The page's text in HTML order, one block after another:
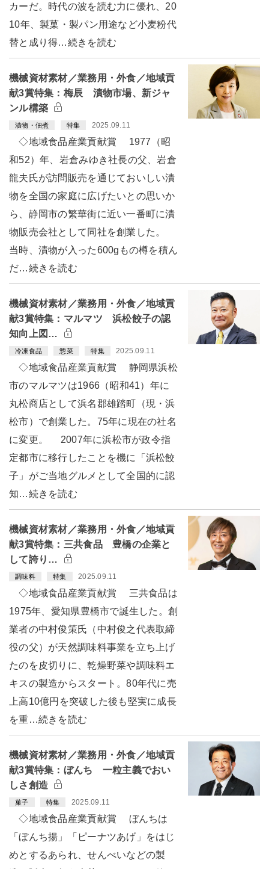
カーだ。時代の波を読む力に優れ、20
10年、製菓・製パン用途など小麦粉代
替と成り得…続きを読む
機械資材素材／業務用・外食／地域貢
献3賞特集：梅辰 漬物市場、新ジャ
ンル構築
漬物・佃煮 特集 2025.09.11
◇地域食品産業貢献賞 1977（昭
和52）年、岩倉みゆき社長の父、岩倉
龍夫氏が訪問販売を通じておいしい漬
物を全国の家庭に広げたいとの思いか
ら、静岡市の繁華街に近い一番町に漬
物販売会社として同社を創業した。
当時、漬物が入った600gもの樽を積ん
だ…続きを読む
機械資材素材／業務用・外食／地域貢
献3賞特集：マルマツ 浜松餃子の認
知向上図…
冷凍食品 惣菜 特集 2025.09.11
◇地域食品産業貢献賞 静岡県浜松
市のマルマツは1966（昭和41）年に
丸松商店として浜名郡雄踏町（現・浜
松市）で創業した。75年に現在の社名
に変更。 2007年に浜松市が政令指
定都市に移行したことを機に「浜松餃
子」がご当地グルメとして全国的に認
知…続きを読む
機械資材素材／業務用・外食／地域貢
献3賞特集：三共食品 豊橋の企業と
して誇り…
調味料 特集 2025.09.11
◇地域食品産業貢献賞 三共食品は
1975年、愛知県豊橋市で誕生した。創
業者の中村俊策氏（中村俊之代表取締
役の父）が天然調味料事業を立ち上げ
たのを皮切りに、乾燥野菜や調味料エ
キスの製造からスタート。80年代に売
上高10億円を突破した後も堅実に成長
を重…続きを読む
機械資材素材／業務用・外食／地域貢
献3賞特集：ぼんち 一粒主義でおい
しさ創造
菓子 特集 2025.09.11
◇地域食品産業貢献賞 ぼんちは
「ぼんち揚」「ピーナツあげ」をはじ
めとするあられ、せんべいなどの製